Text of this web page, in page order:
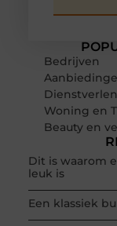
Bedrijven
Woning en
Beauty en
Dit is waarom
leuk is
Een klassiek